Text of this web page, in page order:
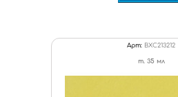
Арт: BXC213212
т. 35 мл